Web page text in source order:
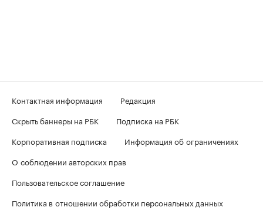
Контактная информация
Редакция
Скрыть баннеры на РБК
Подписка на РБК
Корпоративная подписка
Информация об ограничениях
О соблюдении авторских прав
Пользовательское соглашение
Политика в отношении обработки персональных данных